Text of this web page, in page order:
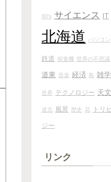
80's サイエンス IT
北海道 パソコン
鉄道 探査機 世界の不思議
道東
音楽 経済 島 雑学
世界 テクノロジー 天
道北 風景 歴史 花 トリ
ジー
リンク